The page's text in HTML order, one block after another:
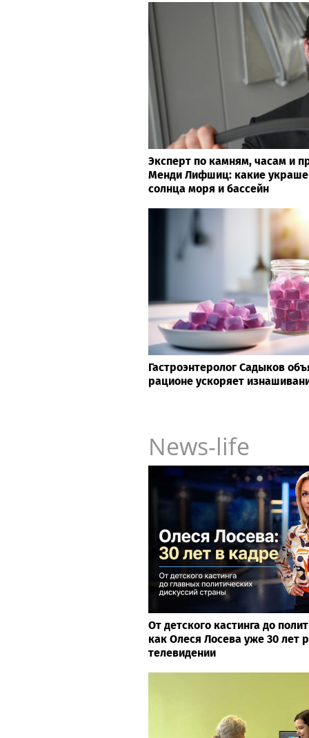
Эксперт по камням, часам и
Менди Лифшиц: какие
солнца моря и бассейн
Гастроэнтеролог Садыков
рационе ускоряет
News-life
От детского кастинга до
как Олеся Лосева уже 30 лет
телевидении